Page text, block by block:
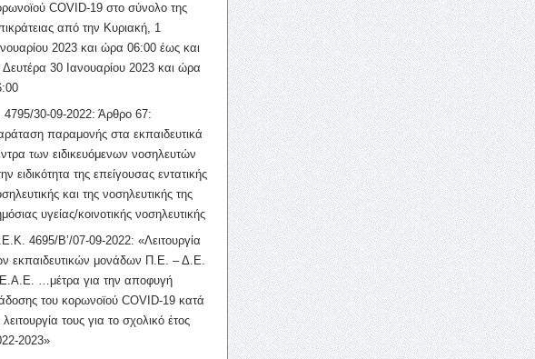
COVID-19 στο σύνολο της
από την Κυριακή, 1
2023 και ώρα 06:00 έως και
Δευτέρα 30 Ιανουαρίου 2023 και ώρα
4795/30-09-2022: Άρθρο 67:
παραμονής στα εκπαιδευτικά
των ειδικευόμενων νοσηλευτών
ειδικότητα της επείγουσας εντατικής
και της νοσηλευτικής της
υγείας/κοινοτικής νοσηλευτικής
4695/Β’/07-09-2022: «Λειτουργία
εκπαιδευτικών μονάδων Π.Ε. – Δ.Ε.
…μέτρα για την αποφυγή
του κορωνοϊού COVID-19 κατά
λειτουργία τους για το σχολικό έτος
2023»